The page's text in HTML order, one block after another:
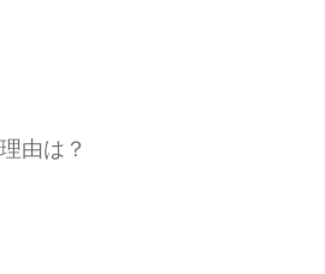
由は？